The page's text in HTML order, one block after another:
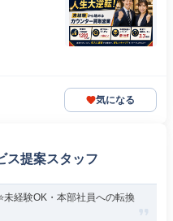
気になる
ス提案スタッフ
未経験OK・本部社員への転換